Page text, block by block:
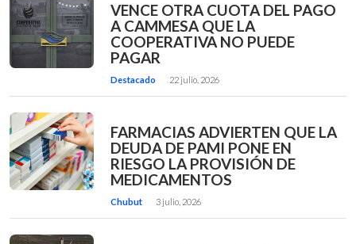
VENCE OTRA CUOTA DEL PAGO
A CAMMESA QUE LA
COOPERATIVA NO PUEDE
PAGAR
Destacado 22 julio, 2026
FARMACIAS ADVIERTEN QUE LA
DEUDA DE PAMI PONE EN
RIESGO LA PROVISIÓN DE
MEDICAMENTOS
Chubut 3 julio, 2026